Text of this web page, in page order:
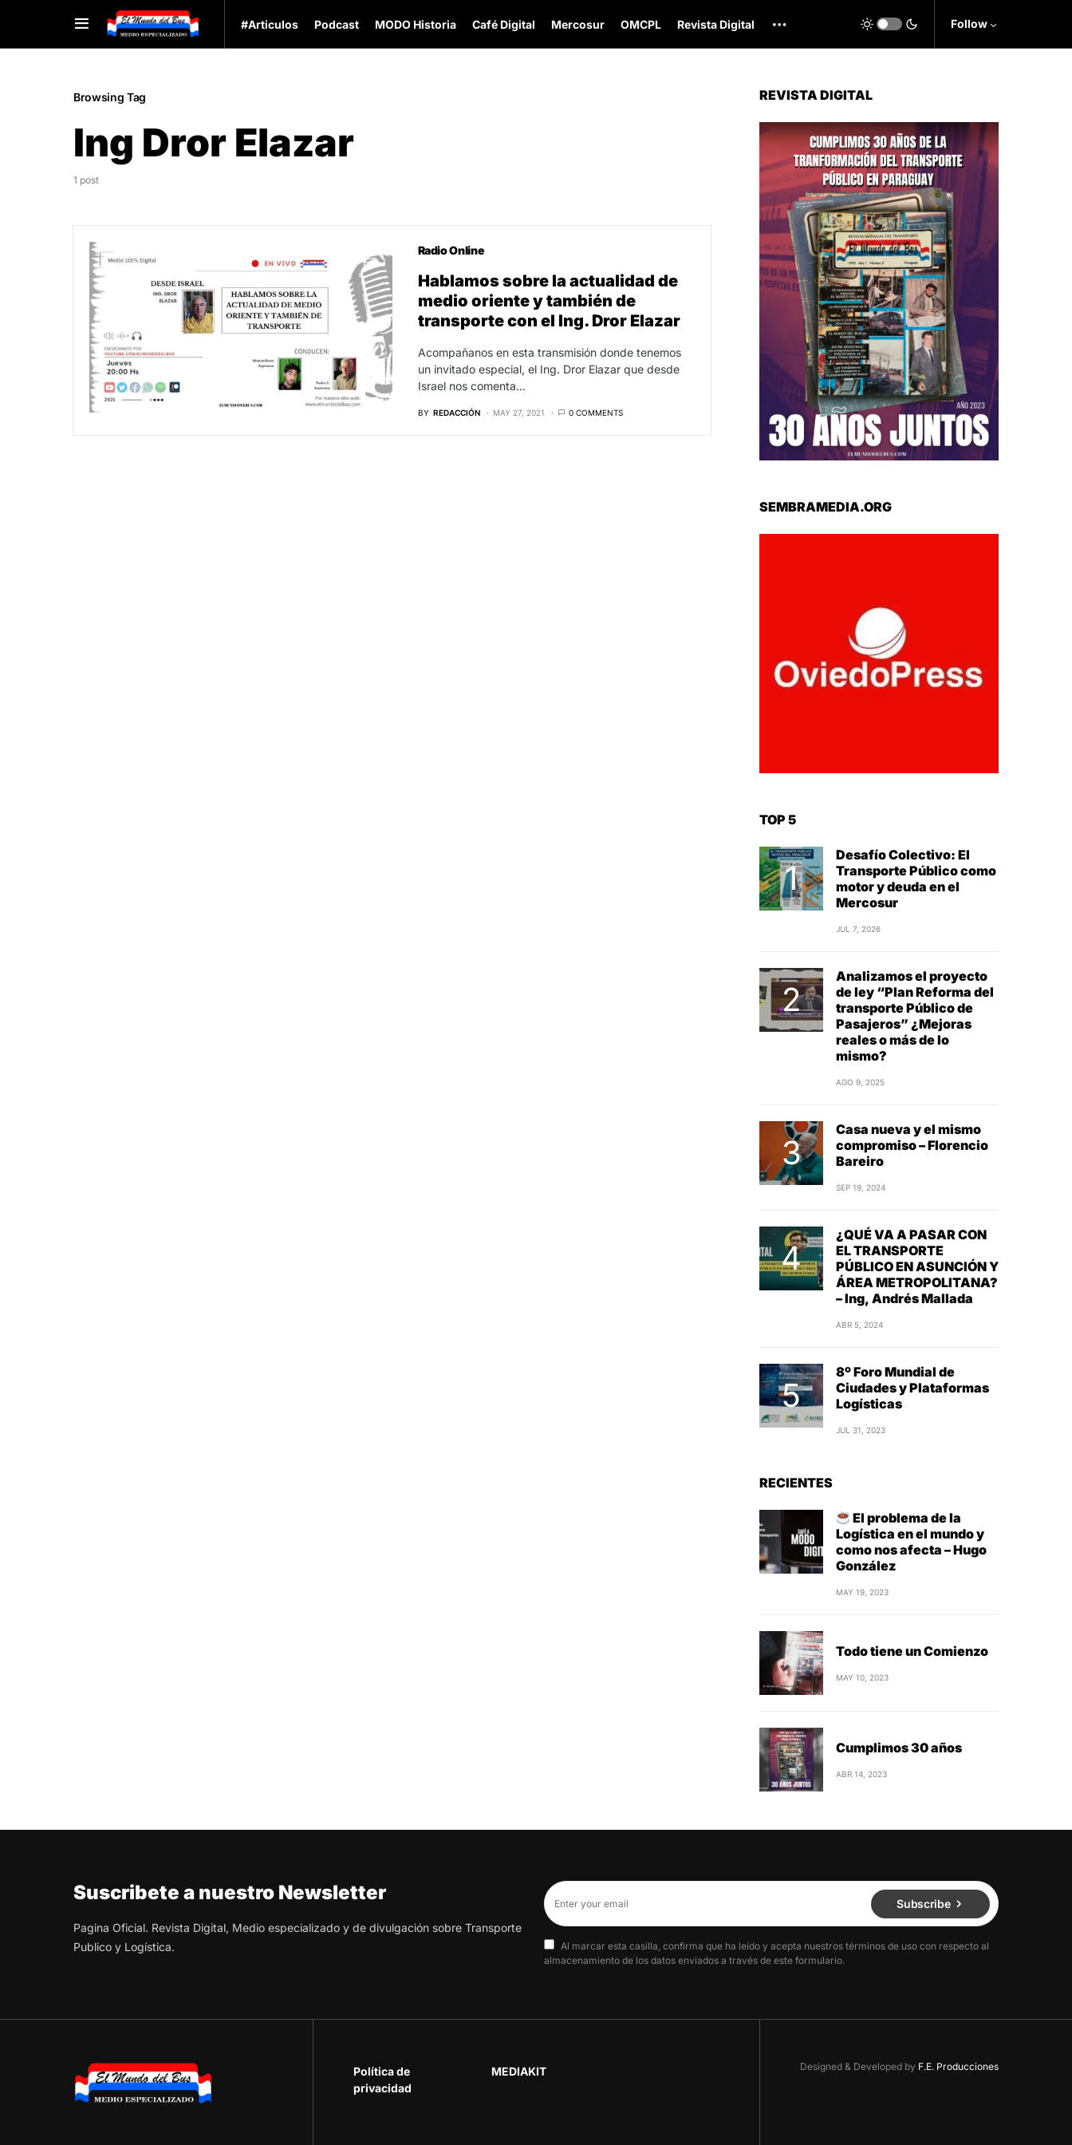
#Articulos Podcast MODO Historia Café Digital Mercosur OMCPL Revista Digital Follow
Browsing Tag
Ing Dror Elazar
1 post
Radio Online
Hablamos sobre la actualidad de
medio oriente y también de
transporte con el Ing. Dror Elazar
Acompañanos en esta transmisión donde tenemos
un invitado especial, el Ing. Dror Elazar que desde
Israel nos comenta…
BY REDACCIÓN MAY 27, 2021 0 COMMENTS
REVISTA DIGITAL
SEMBRAMEDIA.ORG
TOP 5
Desafío Colectivo: El
Transporte Público como
motor y deuda en el
Mercosur
JUL 7, 2026
Analizamos el proyecto
de ley “Plan Reforma del
transporte Público de
Pasajeros” ¿Mejoras
reales o más de lo
mismo?
AGO 9, 2025
Casa nueva y el mismo
compromiso – Florencio
Bareiro
SEP 19, 2024
¿QUÉ VA A PASAR CON
EL TRANSPORTE
PÚBLICO EN ASUNCIÓN Y
ÁREA METROPOLITANA?
– Ing, Andrés Mallada
ABR 5, 2024
8º Foro Mundial de
Ciudades y Plataformas
Logísticas
JUL 31, 2023
RECIENTES
El problema de la
Logística en el mundo y
como nos afecta – Hugo
González
MAY 19, 2023
Todo tiene un Comienzo
MAY 10, 2023
Cumplimos 30 años
ABR 14, 2023
Suscribete a nuestro Newsletter
Pagina Oficial. Revista Digital, Medio especializado y de divulgación sobre Transporte
Publico y Logística.
Subscribe
Al marcar esta casilla, confirma que ha leído y acepta nuestros términos de uso con respecto al
almacenamiento de los datos enviados a través de este formulario.
Política de
privacidad
MEDIAKIT Designed & Developed by F.E. Producciones